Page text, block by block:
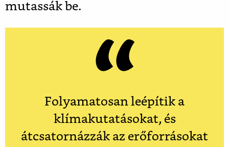
mutassák be.
Folyamatosan leépítik a
klímakutatásokat, és
átcsatornázzák az erőforrásokat